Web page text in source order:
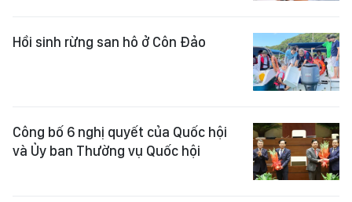
Hồi sinh rừng san hô ở Côn Đảo
Công bố 6 nghị quyết của Quốc hội
và Ủy ban Thường vụ Quốc hội